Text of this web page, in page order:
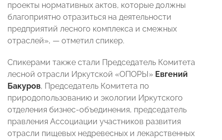
проекты нормативных актов, которые должны
благоприятно отразиться на деятельности
предприятий лесного комплекса и смежных
отраслей», — отметил спикер.
Спикерами также стали Председатель Комитета
лесной отрасли Иркутской «ОПОРЫ» Евгений
Бакуров, Председатель Комитета по
природопользованию и экологии Иркутского
отделения бизнес-объединения, председатель
правления Ассоциации участников развития
отрасли пищевых недревесных и лекарственных